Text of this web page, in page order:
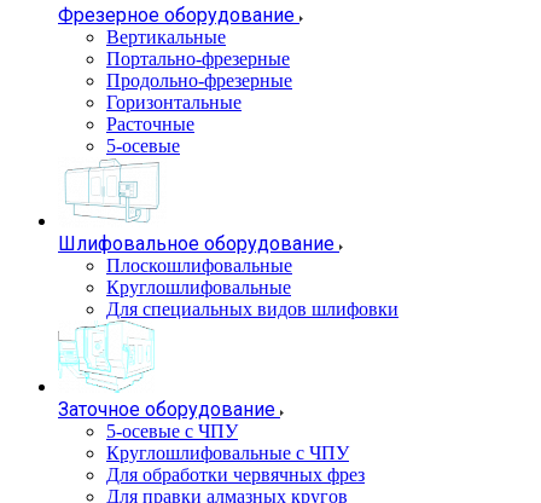
Фрезерное оборудование
Вертикальные
Портально-фрезерные
Продольно-фрезерные
Горизонтальные
Расточные
5-осевые
Шлифовальное оборудование
Плоскошлифовальные
Круглошлифовальные
Для специальных видов шлифовки
Заточное оборудование
5-осевые с ЧПУ
Круглошлифовальные с ЧПУ
Для обработки червячных фрез
Для правки алмазных кругов